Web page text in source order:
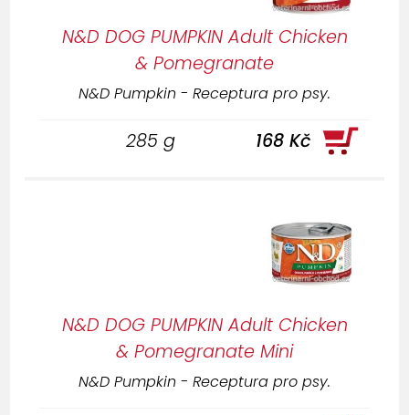
N&D DOG PUMPKIN Adult Chicken
& Pomegranate
N&D Pumpkin - Receptura pro psy.
285 g 168 Kč
N&D DOG PUMPKIN Adult Chicken
& Pomegranate Mini
N&D Pumpkin - Receptura pro psy.